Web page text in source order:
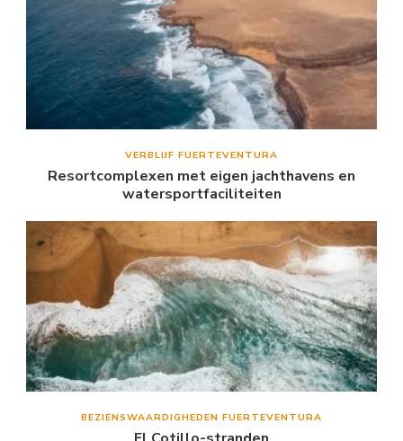
VERBLIJF FUERTEVENTURA
Resortcomplexen met eigen jachthavens en
watersportfaciliteiten
BEZIENSWAARDIGHEDEN FUERTEVENTURA